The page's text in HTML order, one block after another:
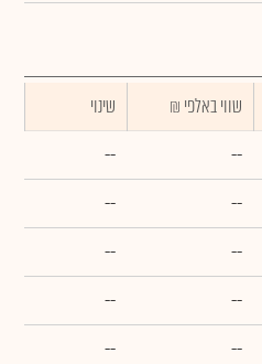
₪ שווי באלפי
שינוי
--
--
--
--
--
--
--
--
--
--